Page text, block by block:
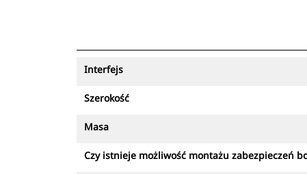
Interfejs
Szerokość
Masa
Czy istnieje możliwość montażu zabezpieczeń